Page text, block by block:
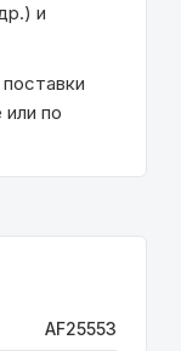
и
по
AF25553